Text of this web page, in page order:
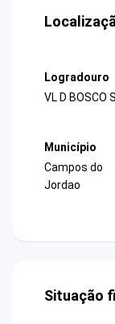
Logradouro
VL D BOSCO
Município
Campos do
Jordao
Situação